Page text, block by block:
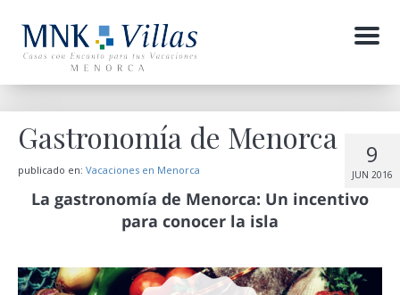
Menu
9
JUN 2016
Gastronomía de Menorca
publicado en: Vacaciones en Menorca
La gastronomía de Menorca: Un incentivo
para conocer la isla